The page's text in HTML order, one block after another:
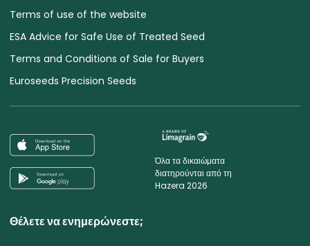
Terms of use of the website
ESA Advice for Safe Use of Treated Seed
Terms and Conditions of Sale for Buyers
Euroseeds Precision Seeds
Όλα τα δικαιώματα
διατηρούνται από τη
Hazera 2026
Θέλετε να ενημερώνεστε;